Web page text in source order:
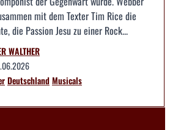
mit dem Texter Tim Rice die
die Passion Jesu zu einer Rock...
WALTHER
DeutschlandMusicals